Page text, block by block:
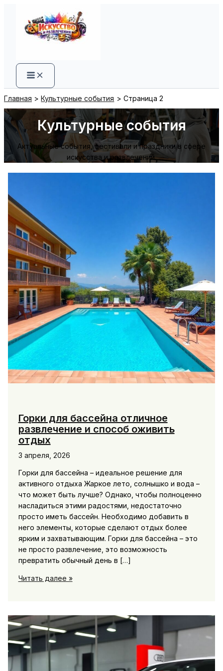
содержимому
Главная Культурные события Страница 2
Культурные события
Актуальные события, фестивали и праздники в сфере
искусства и развлечений.
Горки для бассейна отличное
развлечение и способ оживить
отдых
3 апреля, 2026
Горки для бассейна – идеальное решение для
активного отдыха Жаркое лето, солнышко и вода –
что может быть лучше? Однако, чтобы полноценно
насладиться этими радостями, недостаточно
просто иметь бассейн. Необходимо добавить в
него элементы, которые сделают отдых более
ярким и захватывающим. Горки для бассейна – это
не просто развлечение, это возможность
превратить обычный день в […]
Горки
развлечение
и
способ
оживить
Читать далее »